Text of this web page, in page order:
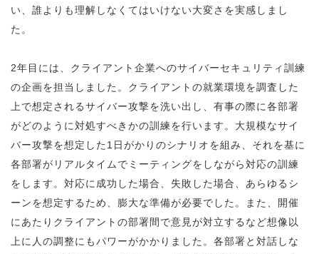
い、誰よりも理解しなくてはいけない大変さを実感しまし
た。
2年目には、クライアント企業へのサイバーセキュリティ訓練
の企画を担当しました。クライアントの就業環境を調査した
上で想定されるサイバー攻撃を洗い出し、有事の際に各部署
がどのように対処すべきかの訓練を行います。大規模なサイ
バー攻撃を想定した1日がかりのシナリオを組み、それを基に
各部署がリアルタイムでミーティングをしながら対応の訓練
をします。対応に成功した場合、失敗した場合、あらゆるシ
ーンを想定するため、膨大な準備が必要でした。また、開催
にあたりクライアントの部署間で意見が対立するなど想像以
上に人の調整にもパワーがかかりました。各部署と対話しな